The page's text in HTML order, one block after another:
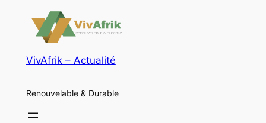
VivAfrik – Actualité
Renouvelable & Durable